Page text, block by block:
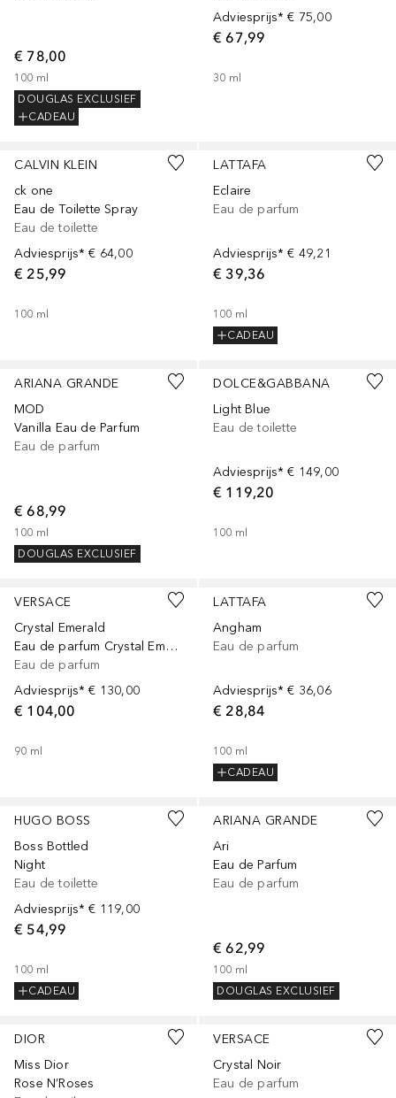
€ 78,00
100 ml
DOUGLAS EXCLUSIEF
CADEAU
Adviesprijs* € 75,00
€ 67,99
30 ml
CALVIN KLEIN
ck one
Eau de Toilette Spray
Eau de toilette
Adviesprijs* € 64,00
€ 25,99
100 ml
LATTAFA
Eclaire
Eau de parfum
Adviesprijs* € 49,21
€ 39,36
100 ml
CADEAU
ARIANA GRANDE
MOD
Vanilla Eau de Parfum
Eau de parfum
€ 68,99
100 ml
DOUGLAS EXCLUSIEF
DOLCE&GABBANA
Light Blue
Eau de toilette
Adviesprijs* € 149,00
€ 119,20
100 ml
VERSACE
Crystal Emerald
Eau de parfum Crystal Emerald
Eau de parfum
Adviesprijs* € 130,00
€ 104,00
90 ml
LATTAFA
Angham
Eau de parfum
Adviesprijs* € 36,06
€ 28,84
100 ml
CADEAU
HUGO BOSS
Boss Bottled
Night
Eau de toilette
Adviesprijs* € 119,00
€ 54,99
100 ml
CADEAU
ARIANA GRANDE
Ari
Eau de Parfum
Eau de parfum
€ 62,99
100 ml
DOUGLAS EXCLUSIEF
DIOR
Miss Dior
Rose N’Roses
VERSACE
Crystal Noir
Eau de parfum